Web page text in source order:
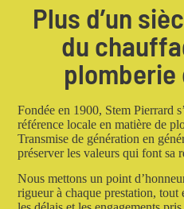
Plus d’un
du
plomberie
Fondée en 1900, Stem Pierrard
référence locale en matière de
Transmise de génération en
préserver les valeurs qui font sa
Nous mettons un point
rigueur à chaque prestation, tout